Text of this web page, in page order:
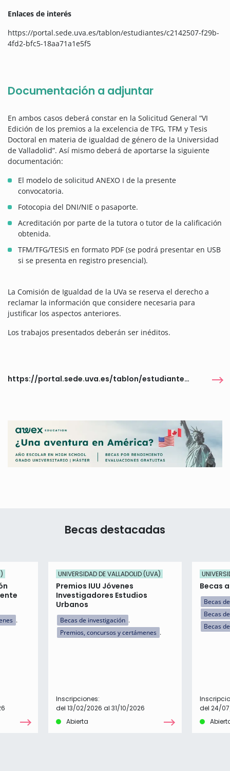
Enlaces de interés
https://portal.sede.uva.es/tablon/estudiantes/c2142507-f29b-
4fd2-bfc5-18aa71a1e5f5
Documentación a adjuntar
En ambos casos deberá constar en la Solicitud General “VI
Edición de los premios a la excelencia de TFG, TFM y Tesis
Doctoral en materia de igualdad de género de la Universidad
de Valladolid”. Así mismo deberá de aportarse la siguiente
documentación:
El modelo de solicitud ANEXO I de la presente
convocatoria.
Fotocopia del DNI/NIE o pasaporte.
Acreditación por parte de la tutora o tutor de la calificación
obtenida.
TFM/TFG/TESIS en formato PDF (se podrá presentar en USB
si se presenta en registro presencial).
La Comisión de Igualdad de la UVa se reserva el derecho a
reclamar la información que considere necesaria para
justificar los aspectos anteriores.
Los trabajos presentados deberán ser inéditos.
https://portal.sede.uva.es/tablon/estudiantes/1/0/55
Becas destacadas
UNIVERSIDAD DE VALLADOLID (UVA)
Premios IUU Jóvenes
Investigadores Estudios
Urbanos
Becas de investigación
Premios, concursos y certámenes
Inscripciones:
del 13/02/2026 al 31/10/2026
Abierta
Becas
Becas
Becas
Becas
del 24/